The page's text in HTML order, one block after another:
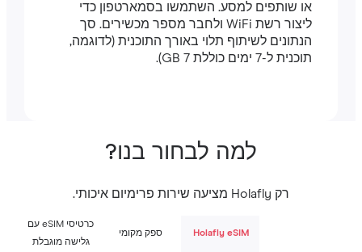
או שותפים למסע. השתמשו בסמארטפון כדי
ליצור רשת WiFi ולחבר מספר מכשירים. סך
הנתונים לשיתוף תלוי באורך התוכנית (לדוגמה,
תוכנית ל-7 ימים כוללת 7 GB).
למה לבחור בנו?
Holafly eSIM ספק מקומי
כרטיסי eSIM עם
גלישה מוגבלת